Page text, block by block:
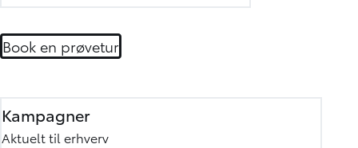
Book en prøvetur
Kampagner
Aktuelt til erhverv